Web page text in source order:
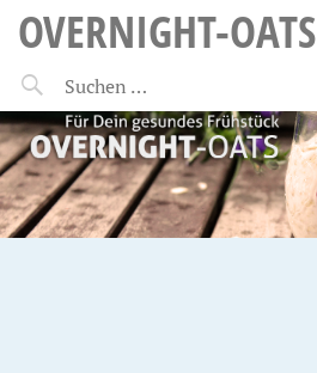
OVERNIGHT-OATS